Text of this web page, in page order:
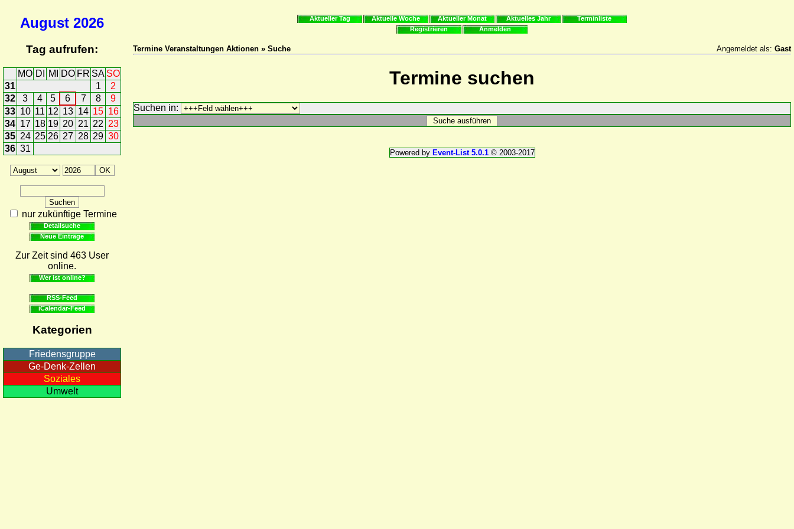
August 2026
Tag aufrufen:
MO DI MI DO FR SA SO
31
1
2
32
3 4 5 6 7 8
9
33 10 11 12 13 14 15 16
34 17 18 19 20 21 22 23
35 24 25 26 27 28 29 30
36 31
nur zukünftige Termine
Detailsuche
Neue Einträge
Zur Zeit sind 463 User
online.
Wer ist online?
RSS-Feed
iCalendar-Feed
Kategorien
Friedensgruppe
Ge-Denk-Zellen
Soziales
Umwelt
Aktueller Tag Aktuelle Woche Aktueller Monat Aktuelles Jahr
Terminliste
Registrieren
Anmelden
Termine Veranstaltungen Aktionen » Suche Angemeldet als: Gast
Termine suchen
Suchen in:
Powered by Event-List 5.0.1© 2003-2017